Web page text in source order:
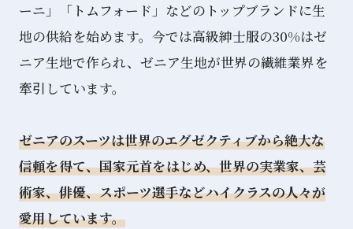
ーニ」「トムフォード」などのトップブランドに生
地の供給を始めます。今では高級紳士服の30%はゼ
ニア生地で作られ、ゼニア生地が世界の繊維業界を
牽引しています。
ゼニアのスーツは世界のエグゼクティブから絶大な
信頼を得て、国家元首をはじめ、世界の実業家、芸
術家、俳優、スポーツ選手などハイクラスの人々が
愛用しています。